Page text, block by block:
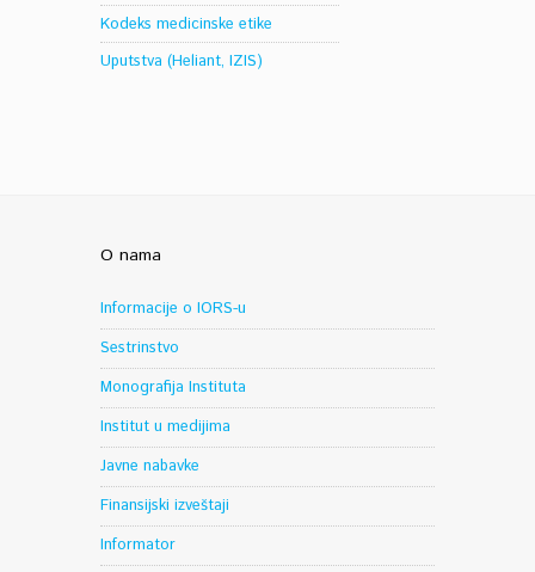
Kodeks medicinske etike
Uputstva (Heliant, IZIS)
O nama
Informacije o IORS-u
Sestrinstvo
Monografija Instituta
Institut u medijima
Javne nabavke
Finansijski izveštaji
Informator